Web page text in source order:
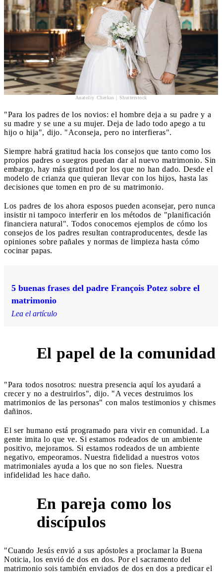
Anatoliy Cherkas | Shutterstock
"Para los padres de los novios: el hombre deja a su padre y a
su madre y se une a su mujer. Deja de lado todo apego a tu
hijo o hija", dijo. "Aconseja, pero no interfieras".
Siempre habrá gratitud hacia los consejos que tanto como los
propios padres o suegros puedan dar al nuevo matrimonio. Sin
embargo, hay más gratitud por los que no han dado. Desde el
modelo de crianza que quieran llevar con los hijos, hasta las
decisiones que tomen en pro de su matrimonio.
Los padres de los ahora esposos pueden aconsejar, pero nunca
insistir ni tampoco interferir en los métodos de "planificación
financiera natural". Todos conocemos ejemplos de cómo los
consejos de los padres resultan contraproducentes, desde las
opiniones sobre pañales y normas de limpieza hasta cómo
cocinar papas.
5 buenas frases del padre François Potez sobre el
matrimonio
Lea el artículo
El papel de la comunidad
"Para todos nosotros: nuestra presencia aquí los ayudará a
crecer y no a destruirlos", dijo. "A veces destruimos los
matrimonios de las personas" con malos testimonios y chismes
dañinos.
El ser humano está programado para vivir en comunidad. La
gente imita lo que ve. Si estamos rodeados de un ambiente
positivo, mejoramos. Si estamos rodeados de un ambiente
negativo, empeoramos. Nuestra fidelidad a nuestros votos
matrimoniales ayuda a los que no son fieles. Nuestra
infidelidad les hace daño.
En pareja como los
discípulos
"Cuando Jesús envió a sus apóstoles a proclamar la Buena
Noticia, los envió de dos en dos. Por el sacramento del
matrimonio sois también enviados de dos en dos a predicar el